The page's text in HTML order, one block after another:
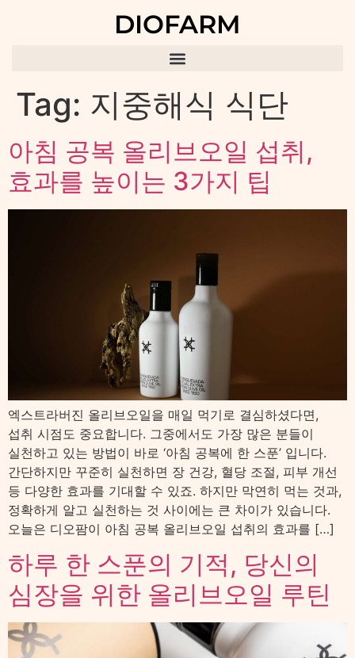
DIOFARM
Tag: 지중해식 식단
아침 공복 올리브오일 섭취,
효과를 높이는 3가지 팁
엑스트라버진 올리브오일을 매일 먹기로 결심하셨다면,
섭취 시점도 중요합니다. 그중에서도 가장 많은 분들이
실천하고 있는 방법이 바로 ‘아침 공복에 한 스푼’ 입니다.
간단하지만 꾸준히 실천하면 장 건강, 혈당 조절, 피부 개선
등 다양한 효과를 기대할 수 있죠. 하지만 막연히 먹는 것과,
정확하게 알고 실천하는 것 사이에는 큰 차이가 있습니다.
오늘은 디오팜이 아침 공복 올리브오일 섭취의 효과를 […]
하루 한 스푼의 기적, 당신의
심장을 위한 올리브오일 루틴